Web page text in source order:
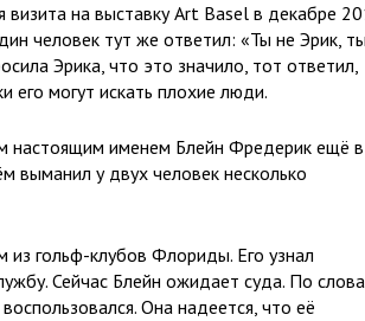
на выставку Art Basel в декабре
человек тут же ответил: «Ты не Эрик, ты
Эрика, что это значило, тот ответил,
его могут искать плохие люди.
настоящим именем Блейн Фредерик ещё в
выманил у двух человек несколько
из гольф-клубов Флориды. Его узнал
Сейчас Блейн ожидает суда. По
Она надеется, что её